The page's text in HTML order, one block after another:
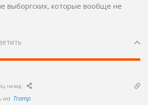
выборгских, которые вообще не
назад
на Tramp